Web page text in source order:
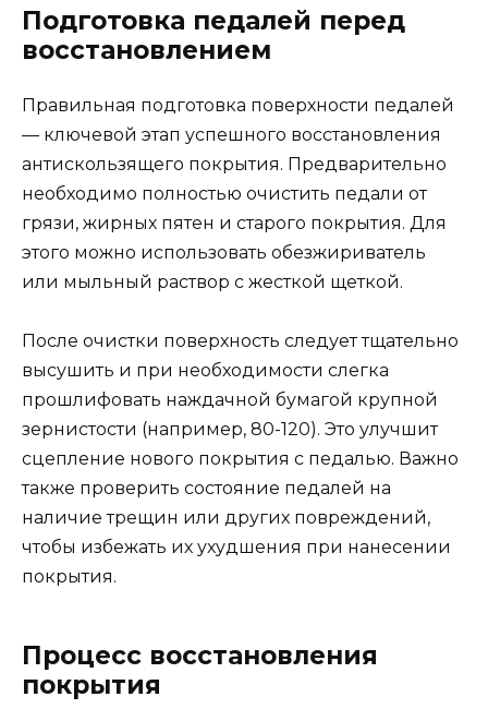
Подготовка педалей перед
восстановлением
Правильная подготовка поверхности педалей
— ключевой этап успешного восстановления
антискользящего покрытия. Предварительно
необходимо полностью очистить педали от
грязи, жирных пятен и старого покрытия. Для
этого можно использовать обезжириватель
или мыльный раствор с жесткой щеткой.
После очистки поверхность следует тщательно
высушить и при необходимости слегка
прошлифовать наждачной бумагой крупной
зернистости (например, 80-120). Это улучшит
сцепление нового покрытия с педалью. Важно
также проверить состояние педалей на
наличие трещин или других повреждений,
чтобы избежать их ухудшения при нанесении
покрытия.
Процесс восстановления
покрытия